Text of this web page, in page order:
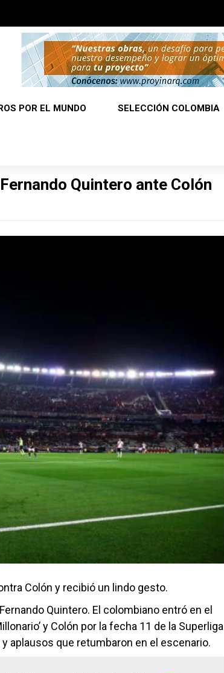
POR EL MUNDO SELECCIÓN COLOMBIA
Quintero ante Colón
Colón y recibió un lindo gesto.
Quintero. El colombiano entró en el
y Colón por la fecha 11 de la Superliga
aplausos que retumbaron en el escenario.